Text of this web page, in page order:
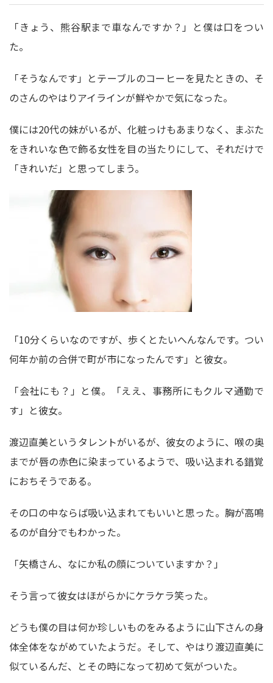
「きょう、熊谷駅まで車なんですか？」と僕は口をつい
た。
「そうなんです」とテーブルのコーヒーを見たときの、そ
のさんのやはりアイラインが鮮やかで気になった。
僕には20代の妹がいるが、化粧っけもあまりなく、まぶた
をきれいな色で飾る女性を目の当たりにして、それだけで
「きれいだ」と思ってしまう。
「10分くらいなのですが、歩くとたいへんなんです。つい
何年か前の合併で町が市になったんです」と彼女。
「会社にも？」と僕。「ええ、事務所にもクルマ通勤で
す」と彼女。
渡辺直美というタレントがいるが、彼女のように、喉の奥
までが唇の赤色に染まっているようで、吸い込まれる錯覚
におちそうである。
その口の中ならば吸い込まれてもいいと思った。胸が高鳴
るのが自分でもわかった。
「矢橋さん、なにか私の顔についていますか？」
そう言って彼女はほがらかにケラケラ笑った。
どうも僕の目は何か珍しいものをみるように山下さんの身
体全体をながめていたようだ。そして、やはり渡辺直美に
似ているんだ、とその時になって初めて気がついた。